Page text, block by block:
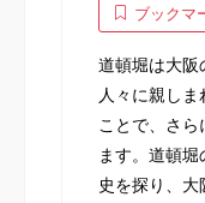
ブックマ
道頓堀は大阪
人々に親し
ことで、さら
ます。道頓
史を探り、